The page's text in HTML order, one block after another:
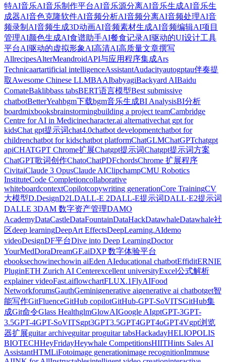
特AI音乐AI音乐制作平台AI音乐源分离AI音乐生成AI音乐生
成器AI音色克隆软件AI音频分析AI音频分离AI音频处理AI音
频录制 AI音频生成3D动画AI音频素材生成AI音频编辑AI项目
管理AI颜色生成AI食谱助手AI餐食记录AI驱动的UI设计工具
平台AI驱动的虚拟形象AI高清AI高质量文章撰写
AllrecipesAlterMeandroidAPI与应用程序集成Ars
Technicaartartificial intelligenceAssistantAudacityautogptau伴奏提
取Awesome Chinese LLMBAAIbabyagiBackyard AIBaidu
ComateBaklibbass tabsBERT语言模型Best submissive
chatbotBetterYeahbgm下载bgm音乐生成BI AnalysisBI分析
boardmixbooksbrainstormingbuilding a project teamCambridge
Centre for AI in Medicinecharacter.ai alternativechat gpt for
kidsChat gpt提示词chat4.0chatbot developmentchatbot for
childrenchatbot for kidschatbot platformChatGLMChatGPTchatgpt
apiCHATGPT Chrome扩展Chatgpt提示词Chatgpt提示词方案
ChatGPT歌词创作ChatoChatPDFchordsChrome 扩展程序
CivitaiClaude 3 OpusClaude AIClipchampCMU Robotics
InstituteCode Completioncollaborative
whiteboardcontextCopilotcopywriting generationCore TrainingCV
大模型D.DesignD2LDALL-E 2DALL-E提示词DALL·E2提示词
DALLE 3DAM 数字资产管理DAMO
AcademyDataCastleDataFountainDataHackDatawhaleDatawhale社
区deep learningDeepArt EffectsDeepLearning.AIdemo
videoDesignDF平台Dive into Deep LearningDoctor
YourMedDoraDreamGF.aiDXP 数字体验平台
ebooksechowinechowin aiEden AIeducational chatbotEffiditERNIE
PluginETH Zurich AI Centerexcellent universityExcel公式解析
explainer videoFast.aiflowchartFLUX.1FlyAIFood
NetworkforumsGauth‎Geminigenerative aigenerative ai chatbotget智
能写作GitFluenceGitHub copilotGitHub-GPT-SoVITSGitHub集
成Git命令Glass HealthglmGlowAIGoogle AIgptGPT-3GPT-
3.5GPT-4GPT-SoVITSgpt3GPT3.5GPT4GPT4oGPT4Vgpt浏览
器扩展guitar archiveguitar proguitar tabsHackadayHELIOPOLIS
BIOTECHHeyFridayHeywhale CompetitionsHIITHints Sales AI
AssistantHTMLiFotoimage generationimage recognitionImmuse